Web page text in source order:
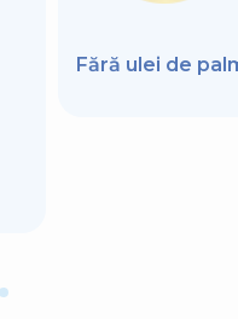
Fără ulei de